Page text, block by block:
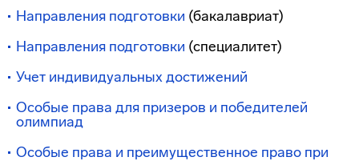
Направления подготовки (бакалавриат)
Направления подготовки (специалитет)
Учет индивидуальных достижений
Особые права для призеров и победителей
олимпиад
Особые права и преимущественное право при